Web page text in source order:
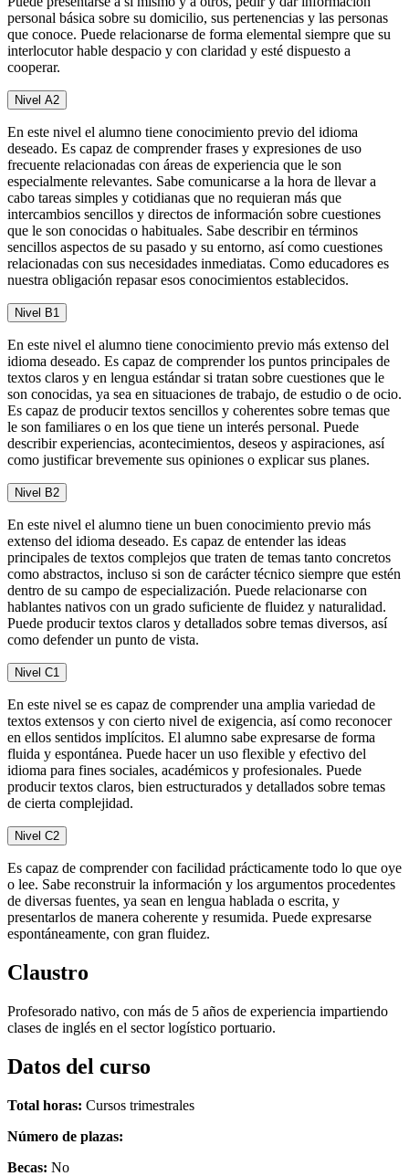
personal básica sobre su domicilio, sus pertenencias y las personas
que conoce. Puede relacionarse de forma elemental siempre que su
interlocutor hable despacio y con claridad y esté dispuesto a
cooperar.
Nivel A2
En este nivel el alumno tiene conocimiento previo del idioma
deseado. Es capaz de comprender frases y expresiones de uso
frecuente relacionadas con áreas de experiencia que le son
especialmente relevantes. Sabe comunicarse a la hora de llevar a
cabo tareas simples y cotidianas que no requieran más que
intercambios sencillos y directos de información sobre cuestiones
que le son conocidas o habituales. Sabe describir en términos
sencillos aspectos de su pasado y su entorno, así como cuestiones
relacionadas con sus necesidades inmediatas. Como educadores es
nuestra obligación repasar esos conocimientos establecidos.
Nivel B1
En este nivel el alumno tiene conocimiento previo más extenso del
idioma deseado. Es capaz de comprender los puntos principales de
textos claros y en lengua estándar si tratan sobre cuestiones que le
son conocidas, ya sea en situaciones de trabajo, de estudio o de ocio.
Es capaz de producir textos sencillos y coherentes sobre temas que
le son familiares o en los que tiene un interés personal. Puede
describir experiencias, acontecimientos, deseos y aspiraciones, así
como justificar brevemente sus opiniones o explicar sus planes.
Nivel B2
En este nivel el alumno tiene un buen conocimiento previo más
extenso del idioma deseado. Es capaz de entender las ideas
principales de textos complejos que traten de temas tanto concretos
como abstractos, incluso si son de carácter técnico siempre que estén
dentro de su campo de especialización. Puede relacionarse con
hablantes nativos con un grado suficiente de fluidez y naturalidad.
Puede producir textos claros y detallados sobre temas diversos, así
como defender un punto de vista.
Nivel C1
En este nivel se es capaz de comprender una amplia variedad de
textos extensos y con cierto nivel de exigencia, así como reconocer
en ellos sentidos implícitos. El alumno sabe expresarse de forma
fluida y espontánea. Puede hacer un uso flexible y efectivo del
idioma para fines sociales, académicos y profesionales. Puede
producir textos claros, bien estructurados y detallados sobre temas
de cierta complejidad.
Nivel C2
Es capaz de comprender con facilidad prácticamente todo lo que oye
o lee. Sabe reconstruir la información y los argumentos procedentes
de diversas fuentes, ya sean en lengua hablada o escrita, y
presentarlos de manera coherente y resumida. Puede expresarse
espontáneamente, con gran fluidez.
Claustro
Profesorado nativo, con más de 5 años de experiencia impartiendo
clases de inglés en el sector logístico portuario.
Datos del curso
Total horas: Cursos trimestrales
Número de plazas:
Becas: No